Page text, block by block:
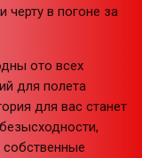
в погоне за
ото всех
для полета
для вас станет